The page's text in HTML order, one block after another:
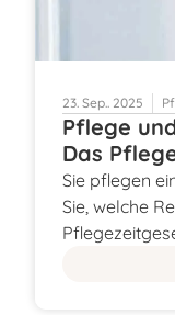
23. Sep.. 2025
Pflege
Das
Sie pflegen
Sie, welche